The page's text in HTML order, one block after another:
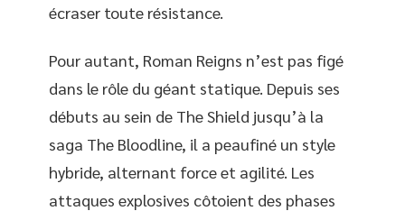
écraser toute résistance.
Pour autant, Roman Reigns n’est pas figé
dans le rôle du géant statique. Depuis ses
débuts au sein de The Shield jusqu’à la
saga The Bloodline, il a peaufiné un style
hybride, alternant force et agilité. Les
attaques explosives côtoient des phases